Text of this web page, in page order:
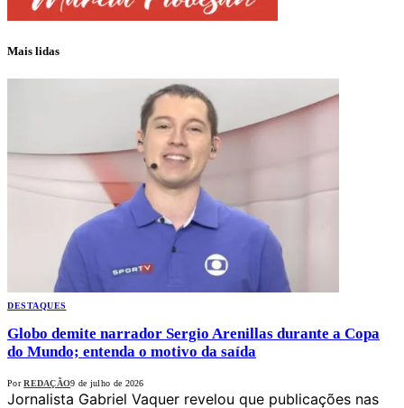
Mais lidas
DESTAQUES
Globo demite narrador Sergio Arenillas durante a Copa
do Mundo; entenda o motivo da saída
Por REDAÇÃO9 de julho de 2026
Jornalista Gabriel Vaquer revelou que publicações nas